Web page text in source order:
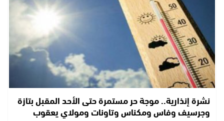
نشرة إنذارية.. موجة حر مستمرة حتى الأحد المقبل بتازة
وجرسيف وفاس ومكناس وتاونات ومولاي يعقوب